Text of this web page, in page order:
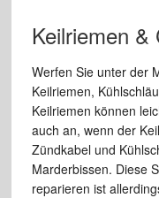
Keilriemen &
Werfen Sie unter der
Keilriemen,
Keilriemen können
auch an, wenn der
Zündkabel und
Marderbissen. Diese
reparieren ist